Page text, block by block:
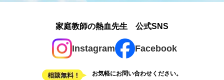
家庭教師の熱血先生 公式SNS
Instagram Facebook
お気軽にお問い合わせください。